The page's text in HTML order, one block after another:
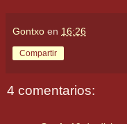
Gontxo en 16:26
Compartir
4 comentarios: